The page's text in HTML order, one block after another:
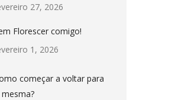
27, 2026
Florescer comigo!
1, 2026
começar a voltar para
mesma?